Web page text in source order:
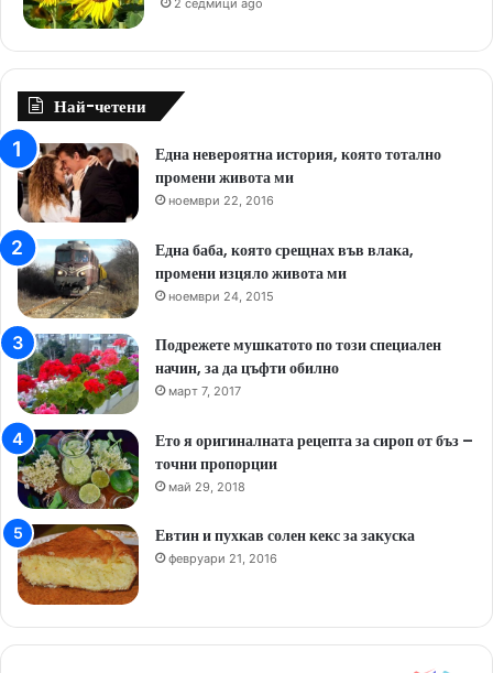
2 седмици ago
Най-четени
Една невероятна история, която тотално
промени живота ми
ноември 22, 2016
Една баба, която срещнах във влака,
промени изцяло живота ми
ноември 24, 2015
Подрежете мушкатото по този специален
начин, за да цъфти обилно
март 7, 2017
Ето я оригиналната рецепта за сироп от бъз –
точни пропорции
май 29, 2018
Евтин и пухкав солен кекс за закуска
февруари 21, 2016